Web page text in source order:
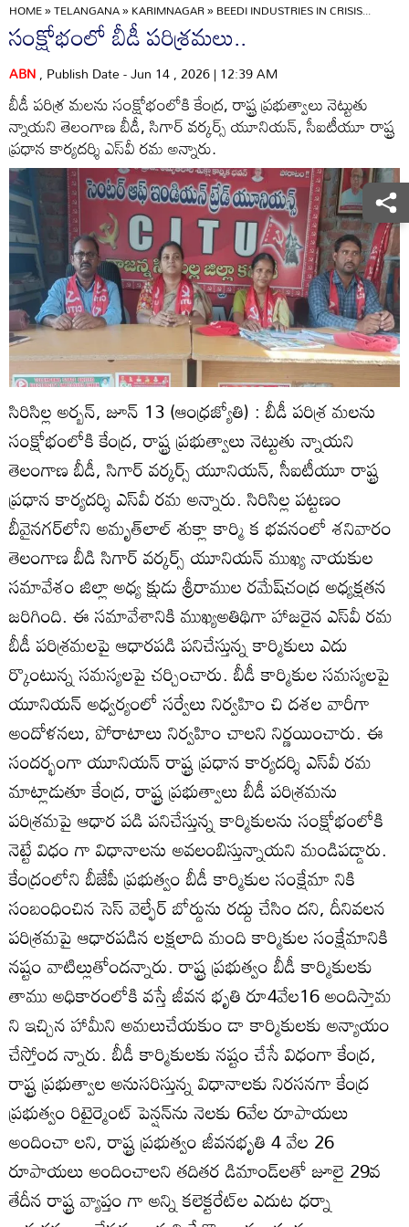
HOME»TELANGANA»KARIMNAGAR»BEEDI INDUSTRIES IN CRISIS...
సంక్షోభంలో బీడీ పరిశ్రమలు..
ABN, Publish Date - Jun 14 , 2026 | 12:39 AM
బీడీ పరిశ్ర మలను సంక్షోభంలోకి కేంద్ర, రాష్ట్ర ప్రభుత్వాలు నెట్టుతు
న్నాయని తెలంగాణ బీడీ, సిగార్‌ వర్కర్స్‌ యూనియన్‌, సీఐటీయూ రాష్ట్ర
ప్రధాన కార్యదర్శి ఎస్‌వీ రమ అన్నారు.
సిరిసిల్ల అర్బన్‌, జూన్‌ 13 (ఆంధ్రజ్యోతి) : బీడీ పరిశ్ర మలను
సంక్షోభంలోకి కేంద్ర, రాష్ట్ర ప్రభుత్వాలు నెట్టుతు న్నాయని
తెలంగాణ బీడీ, సిగార్‌ వర్కర్స్‌ యూనియన్‌, సీఐటీయూ రాష్ట్ర
ప్రధాన కార్యదర్శి ఎస్‌వీ రమ అన్నారు. సిరిసిల్ల పట్టణం
బీవైనగర్‌లోని అమృత్‌లాల్‌ శుక్లా కార్మి క భవనంలో శనివారం
తెలంగాణ బీడి సిగార్‌ వర్కర్స్‌ యూనియన్‌ ముఖ్య నాయకుల
సమావేశం జిల్లా అధ్య క్షుడు శ్రీరాముల రమేష్‌చంద్ర అధ్యక్షతన
జరిగింది. ఈ సమావేశానికి ముఖ్యఅతిథిగా హాజరైన ఎస్‌వీ రమ
బీడీ పరిశ్రమలపై ఆధారపడి పనిచేస్తున్న కార్మికులు ఎదు
ర్కొంటున్న సమస్యలపై చర్చించారు. బీడీ కార్మికుల సమస్యలపై
యూనియన్‌ అధ్వర్యంలో సర్వేలు నిర్వహిం చి దశల వారీగా
అందోళనలు, పోరాటాలు నిర్వహిం చాలని నిర్ణయించారు. ఈ
సందర్భంగా యూనియన్‌ రాష్ట్ర ప్రధాన కార్యదర్శి ఎస్‌వీ రమ
మాట్లాడుతూ కేంద్ర, రాష్ట్ర ప్రభుత్వాలు బీడీ పరిశ్రమను
పరిశ్రమపై ఆధార పడి పనిచేస్తున్న కార్మికులను సంక్షోభంలోకి
నెట్టే విధం గా విధానాలను అవలంబిస్తున్నాయని మండిపడ్డారు.
కేంద్రంలోని బీజేపీ ప్రభుత్వం బీడీ కార్మికుల సంక్షేమా నికి
సంబంధించిన సెస్‌ వెల్ఫేర్‌ బోర్డును రద్దు చేసిం దని, దీనివలన
పరిశ్రమపై ఆధారపడిన లక్షలాది మంది కార్మికుల సంక్షేమానికి
నష్టం వాటిల్లుతోందన్నారు. రాష్ట్ర ప్రభుత్వం బీడీ కార్మికులకు
తాము అధికారంలోకి వస్తే జీవన భృతి రూ4వేల16 అందిస్తామ
ని ఇచ్చిన హామీని అమలుచేయకుం డా కార్మికులకు అన్యాయం
చేస్తోంద న్నారు. బీడీ కార్మికులకు నష్టం చేసే విధంగా కేంద్ర,
రాష్ట్ర ప్రభుత్వాల అనుసరిస్తున్న విధానాలకు నిరసనగా కేంద్ర
ప్రభుత్వం రిటైర్మెంట్‌ పెన్షన్‌ను నెలకు 6వేల రూపాయలు
అందించా లని, రాష్ట్ర ప్రభుత్వం జీవనభృతి 4 వేల 26
రూపాయలు అందించాలని తదితర డిమాండ్‌లతో జూలై 29వ
తేదీన రాష్ట్ర వ్యాప్తం గా అన్ని కలెక్టరేట్‌ల ఎదుట ధర్నా